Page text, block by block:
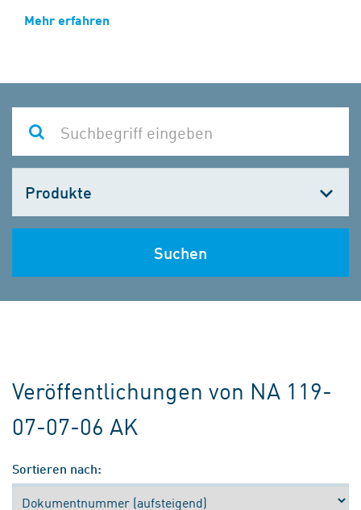
Mehr erfahren
wählen
Suchen
Veröffentlichungen von NA 119-
07-07-06 AK
Sortieren nach: